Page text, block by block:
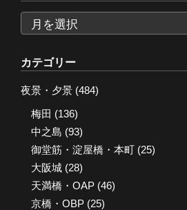
ー
カ
イ
ブ
カテゴリー
夜景・夕景 (484)
梅田 (136)
中之島 (93)
御堂筋・淀屋橋・本町 (25)
大阪城 (28)
天満橋・OAP (46)
京橋・OBP (25)